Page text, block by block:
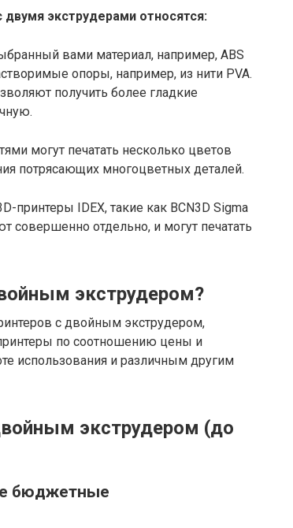
экструдерами относятся:
вами материал, например, ABS
опоры, например, из нити PVA.
получить более гладкие
могут печатать несколько цветов
потрясающих многоцветных деталей.
принтеры IDEX, такие как BCN3D Sigma
совершенно отдельно, и могут печатать
экструдером?
с двойным экструдером,
по соотношению цены и
использования и различным другим
экструдером (до
бюджетные